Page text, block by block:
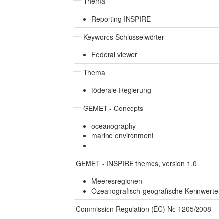
Reporting INSPIRE
Keywords Schlüsselwörter
Federal viewer
Thema
föderale Regierung
GEMET - Concepts
oceanography
marine environment
GEMET - INSPIRE themes, version 1.0
Meeresregionen
Ozeanografisch-geografische Kennwerte
Commission Regulation (EC) No 1205/2008